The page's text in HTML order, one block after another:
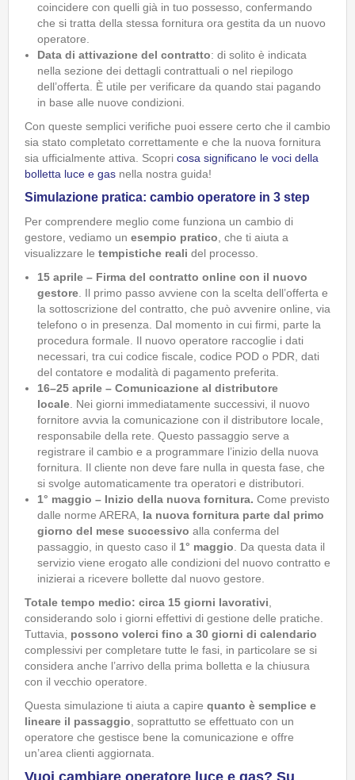
coincidere con quelli già in tuo possesso, confermando
che si tratta della stessa fornitura ora gestita da un nuovo
operatore.
Data di attivazione del contratto: di solito è indicata
nella sezione dei dettagli contrattuali o nel riepilogo
dell’offerta. È utile per verificare da quando stai pagando
in base alle nuove condizioni.
Con queste semplici verifiche puoi essere certo che il cambio
sia stato completato correttamente e che la nuova fornitura
sia ufficialmente attiva. Scopri cosa significano le voci della
bolletta luce e gas nella nostra guida!
Simulazione pratica: cambio operatore in 3 step
Per comprendere meglio come funziona un cambio di
gestore, vediamo un esempio pratico , che ti aiuta a
visualizzare le tempistiche reali del processo.
15 aprile – Firma del contratto online con il nuovo
gestore Il primo passo avviene con la scelta dell’offerta e
la sottoscrizione del contratto, che può avvenire online, via
telefono o in presenza. Dal momento in cui firmi, parte la
procedura formale. Il nuovo operatore raccoglie i dati
necessari, tra cui codice fiscale, codice POD o PDR, dati
del contatore e modalità di pagamento preferita.
16–25 aprile – Comunicazione al distributore
locale Nei giorni immediatamente successivi, il nuovo
fornitore avvia la comunicazione con il distributore locale,
responsabile della rete. Questo passaggio serve a
registrare il cambio e a programmare l’inizio della nuova
fornitura. Il cliente non deve fare nulla in questa fase, che
si svolge automaticamente tra operatori e distributori.
1° maggio – Inizio della nuova fornitura. Come previsto
dalle norme ARERA, la nuova fornitura parte dal primo
giorno del mese successivo alla conferma del
passaggio, in questo caso il 1° maggio . Da questa data il
servizio viene erogato alle condizioni del nuovo contratto e
inizierai a ricevere bollette dal nuovo gestore.
Totale tempo medio: circa 15 giorni lavorativi
considerando solo i giorni effettivi di gestione delle pratiche.
Tuttavia, possono volerci fino a 30 giorni di calendario
complessivi per completare tutte le fasi, in particolare se si
considera anche l’arrivo della prima bolletta e la chiusura
con il vecchio operatore.
Questa simulazione ti aiuta a capire quanto è semplice e
lineare il passaggio , soprattutto se effettuato con un
operatore che gestisce bene la comunicazione e offre
un’area clienti aggiornata.
Vuoi cambiare operatore luce e gas? Su